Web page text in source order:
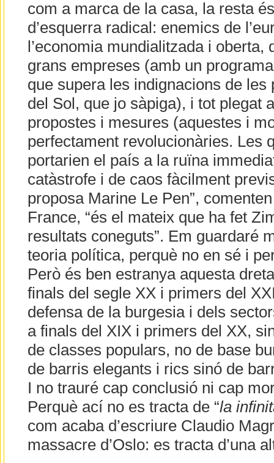
com a marca de la casa, la resta
d’esquerra radical: enemics de
l’economia mundialitzada i oberta,
grans empreses (amb un
que supera les indignacions de les
del Sol, que jo sàpiga), i tot plegat
propostes i mesures (aquestes i
perfectament revolucionàries. Les
portarien el país a la ruïna
catàstrofe i de caos fàcilment
proposa Marine Le Pen”,
France, “és el mateix que ha fet
resultats coneguts”. Em guardaré
teoria política, perquè no en sé i
Però és ben estranya aquesta
finals del segle XX i primers del
defensa de la burgesia i dels
a finals del XIX i primers del XX,
de classes populars, no de base
de barris elegants i rics sinó de
I no trauré cap conclusió ni cap
Perquè ací no es tracta de “la
com acaba d’escriure Claudio
massacre d’Oslo: es tracta d’una